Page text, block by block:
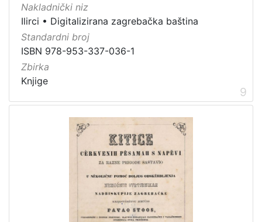
Nakladnički niz
Ilirci • Digitalizirana zagrebačka baština
Standardni broj
ISBN 978-953-337-036-1
Zbirka
Knjige
9